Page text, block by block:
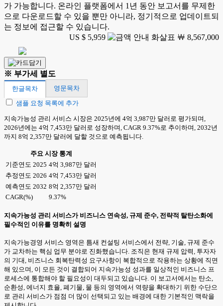
가 가능합니다. 온라인 플랫폼에서 1년 동안 보고서를 무제한
으로 다운로드할 수 있을 뿐만 아니라, 정기적으로 업데이트되
는 정보에 접근할 수 있습니다.
US $ 5,959
￦ 8,567,000
※ 부가세 별도
한글목차
영문목차
샘플 요청 목록에 추가
지속가능성 관리 서비스 시장은 2025년에 4억 3,987만 달러로 평가되며,
2026년에는 4억 7,453만 달러로 성장하며, CAGR 9.37%로 추이하며, 2032년
까지 8억 2,357만 달러에 달할 것으로 예측됩니다.
주요 시장 통계
기준연도 2025 4억 3,987만 달러
추정연도 2026 4억 7,453만 달러
예측연도 2032 8억 2,357만 달러
CAGR(%)
9.37%
지속가능성 관리 서비스가 비즈니스 연속성, 규제 준수, 전략적 탈탄소화에
필수적인 이유를 명확히 설명
지속가능경영 서비스 영역은 틈새 컨설팅 서비스에서 전략, 기술, 규제 준수
가 교차하는 핵심 업무 분야로 진화했습니다. 조직은 현재 규제 압력, 투자자
의 기대, 비즈니스 회복탄력성 요구사항이 복합적으로 작용하는 상황에 직면
해 있으며, 이 모든 것이 결합되어 지속가능성 성과를 일상적인 비즈니스 프
로세스에 통합해야 할 필요성이 대두되고 있습니다. 이 보고서에서는 탄소,
순환성, 에너지 효율, 폐기물, 물 등의 영역에서 역량을 확대하기 위한 수단으
로 관리 서비스가 점점 더 많이 선택되고 있는 배경에 대한 기본적인 맥락을